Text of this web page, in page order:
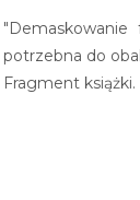
potrzebna do
Fragment książki.